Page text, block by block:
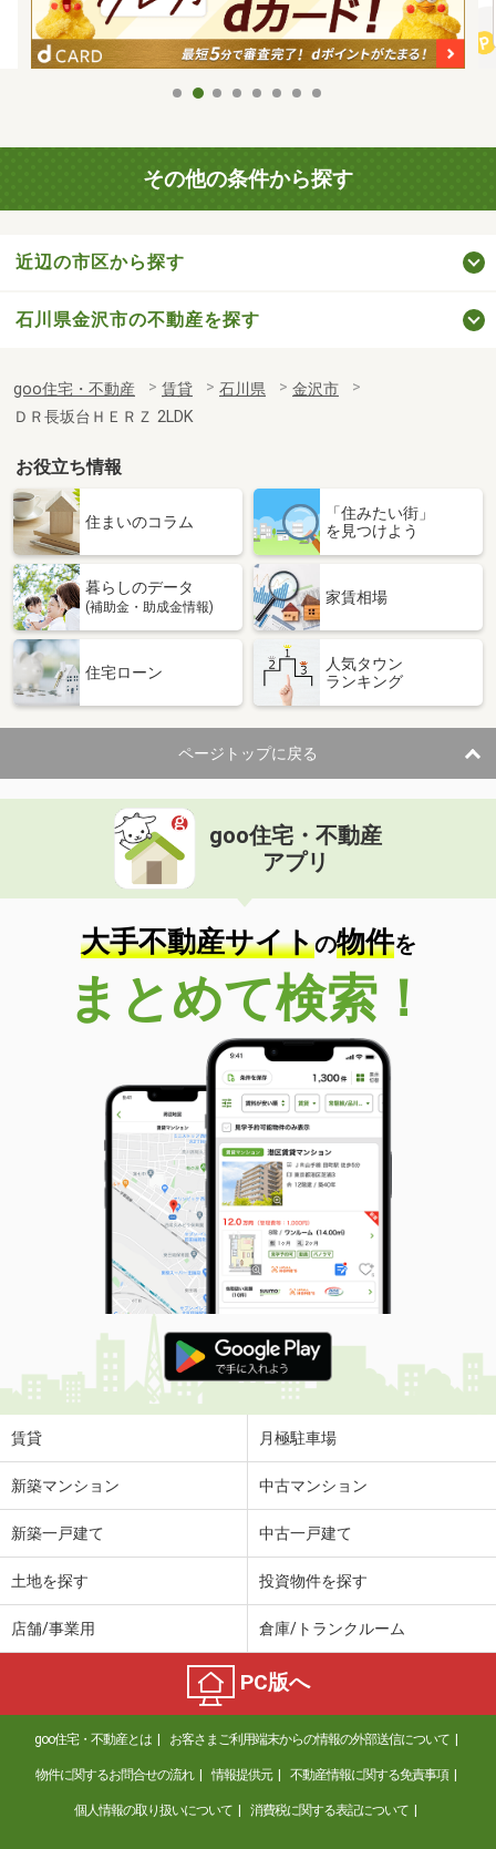
その他の条件から探す
近辺の市区から探す
石川県金沢市の不動産を探す
goo住宅・不動産 賃貸 石川県
金沢市
ＤＲ長坂台ＨＥＲＺ 2LDK
お役立ち情報
住まいのコラム
「住みたい街」
を見つけよう
暮らしのデータ
(補助金・助成金情報)
家賃相場
住宅ローン
人気タウン
ランキング
ページトップに戻る
goo住宅・不動産
アプリ
大手不動産サイトの物件を
まとめて検索！
賃貸 月極駐車場
新築マンション 中古マンション
新築一戸建て 中古一戸建て
土地を探す 投資物件を探す
店舗/事業用 倉庫/トランクルーム
PC版へ
goo住宅・不動産とは お客さまご利用端末からの情報の外部送信について
物件に関するお問合せの流れ 情報提供元 不動産情報に関する免責事項
個人情報の取り扱いについて 消費税に関する表記について